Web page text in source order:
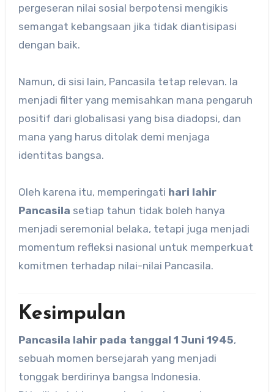
pergeseran nilai sosial berpotensi mengikis
semangat kebangsaan jika tidak diantisipasi
dengan baik.
Namun, di sisi lain, Pancasila tetap relevan. Ia
menjadi filter yang memisahkan mana pengaruh
positif dari globalisasi yang bisa diadopsi, dan
mana yang harus ditolak demi menjaga
identitas bangsa.
Oleh karena itu, memperingati hari lahir
Pancasila setiap tahun tidak boleh hanya
menjadi seremonial belaka, tetapi juga menjadi
momentum refleksi nasional untuk memperkuat
komitmen terhadap nilai-nilai Pancasila.
Kesimpulan
Pancasila lahir pada tanggal 1 Juni 1945,
sebuah momen bersejarah yang menjadi
tonggak berdirinya bangsa Indonesia.